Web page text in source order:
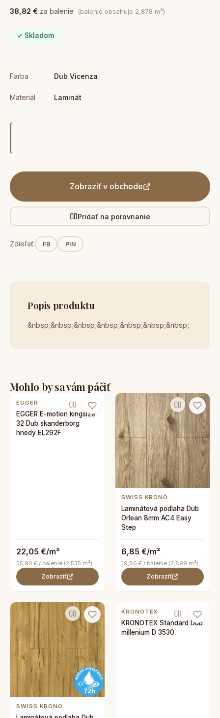
38,82 € za balenie (balenie obsahuje 2,878 m²)
✓ Skladom
Farba Dub Vicenza
Materiál Laminát
Zobraziť v obchode
Pridať na porovnanie
Zdieľať: FB PIN
Popis produktu
&nbsp;&nbsp;&nbsp;&nbsp;&nbsp;&nbsp;&nbsp;
Mohlo by sa vám páčiť
EGGER
EGGER E-motion kingsize
32 Dub skanderborg
hnedý EL292F
22,05 €/m²
55,90 € / balenie (2,535 m²)
Zobraziť
SWISS KRONO
Laminátová podlaha Dub
Orlean 8mm AC4 Easy
Step
6,85 €/m²
19,86 € / balenie (2,899 m²)
Zobraziť
SWISS KRONO
KRONOTEX
KRONOTEX Standard Dub
millenium D 3530